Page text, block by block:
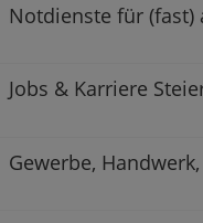
Notdienste für (fast)
Jobs & Karriere
Gewerbe,